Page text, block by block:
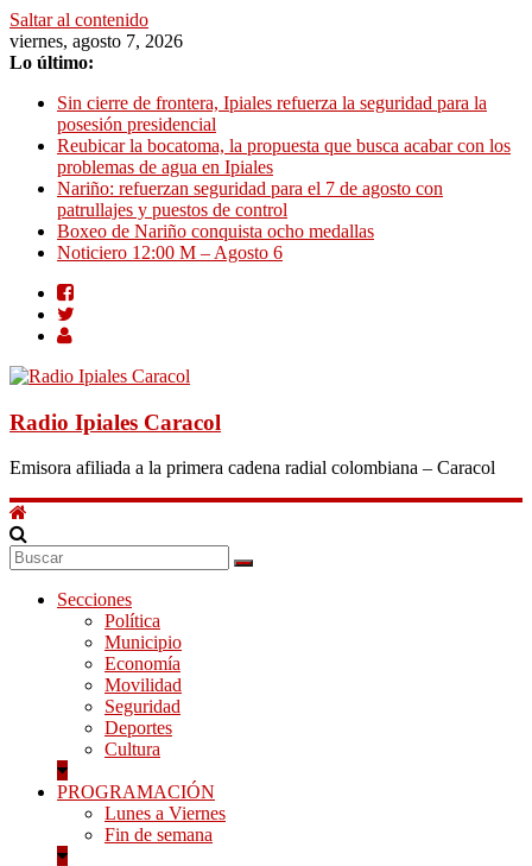
Saltar al contenido
viernes, agosto 7, 2026
Lo último:
Sin cierre de frontera, Ipiales refuerza la seguridad para la
posesión presidencial
Reubicar la bocatoma, la propuesta que busca acabar con los
problemas de agua en Ipiales
Nariño: refuerzan seguridad para el 7 de agosto con
patrullajes y puestos de control
Boxeo de Nariño conquista ocho medallas
Noticiero 12:00 M – Agosto 6
Radio Ipiales Caracol
Emisora afiliada a la primera cadena radial colombiana – Caracol
Secciones
Política
Municipio
Economía
Movilidad
Seguridad
Deportes
Cultura
PROGRAMACIÓN
Lunes a Viernes
Fin de semana